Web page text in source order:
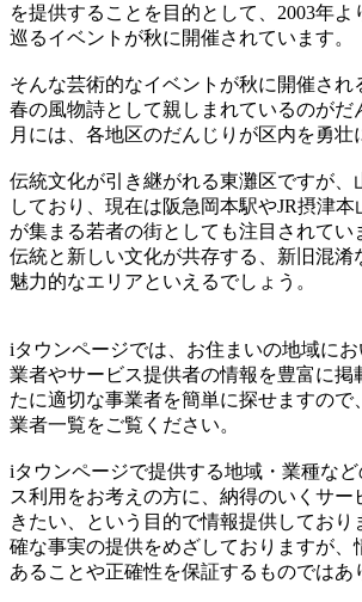
を提供することを目的として、2003年よ
巡るイベントが秋に開催されています。
そんな芸術的なイベントが秋に開催され
春の風物詩として親しまれているのがだ
月には、各地区のだんじりが区内を勇壮
伝統文化が引き継がれる東灘区ですが、
しており、現在は阪急岡本駅やJR摂津
が集まる若者の街としても注目されてい
伝統と新しい文化が共存する、新旧混淆
魅力的なエリアといえるでしょう。
iタウンページでは、お住まいの地域に
業者やサービス提供者の情報を豊富に掲
たに適切な事業者を簡単に探せますので
業者一覧をご覧ください。
iタウンページで提供する地域・業種な
ス利用をお考えの方に、納得のいくサー
きたい、という目的で情報提供しており
確な事実の提供をめざしておりますが、
あることや正確性を保証するものではあ